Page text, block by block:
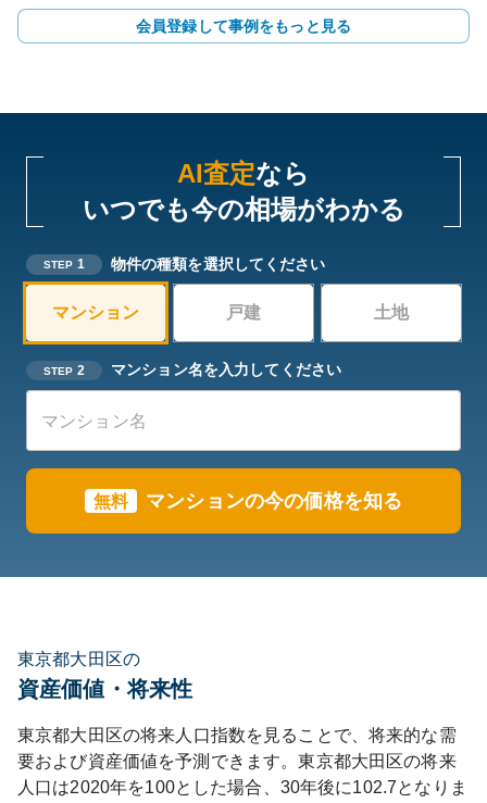
会員登録して事例をもっと見る
AI査定なら
いつでも今の相場がわかる
STEP 1 物件の種類を選択してください
マンション 戸建 土地
STEP 2 マンション名を入力してください
無料 マンションの今の価格を知る
東京都大田区の
資産価値・将来性
東京都大田区の将来人口指数を見ることで、将来的な需
要および資産価値を予測できます。東京都大田区の将来
人口は2020年を100とした場合、30年後に102.7となりま